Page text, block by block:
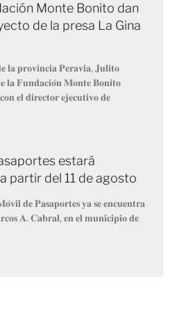
Monte Bonito dan
de la presa La Gina
𝐩𝐫𝐨𝐯𝐢𝐧𝐜𝐢𝐚 𝐏𝐞𝐫𝐚𝐯𝐢𝐚, 𝐉𝐮𝐥𝐢𝐭𝐨
𝐥𝐚 𝐅𝐮𝐧𝐝𝐚𝐜𝐢𝐨́𝐧 𝐌𝐨𝐧𝐭𝐞 𝐁𝐨𝐧𝐢𝐭𝐨
𝐞𝐥 𝐝𝐢𝐫𝐞𝐜𝐭𝐨𝐫 𝐞𝐣𝐞𝐜𝐮𝐭𝐢𝐯𝐨 𝐝𝐞
estará
partir del 11 de agosto
𝐝𝐞 𝐏𝐚𝐬𝐚𝐩𝐨𝐫𝐭𝐞𝐬 𝐲𝐚 𝐬𝐞 𝐞𝐧𝐜𝐮𝐞𝐧𝐭𝐫𝐚
𝐀. 𝐂𝐚𝐛𝐫𝐚𝐥, 𝐞𝐧 𝐞𝐥 𝐦𝐮𝐧𝐢𝐜𝐢𝐩𝐢𝐨 𝐝𝐞